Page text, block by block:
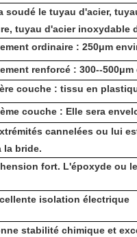
soudé le tuyau d'acier,
tuyau d'acier inoxydable
ordinaire : 250μm
renforcé : 300--
couche : tissu en
couche : Elle sera
cannelées ou lui
la bride.
fort. L'époxyde ou
isolation électrique
stabilité chimique et